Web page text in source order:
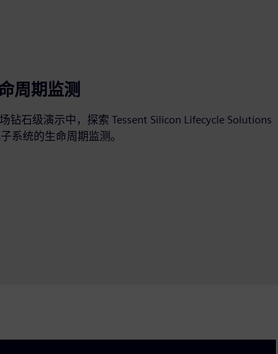
周期监测
钻石级演示中，探索 Tessent Silicon Lifecycle Solutions
系统的生命周期监测。